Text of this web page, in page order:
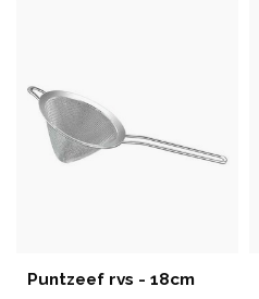
Puntzeef rvs - 18cm